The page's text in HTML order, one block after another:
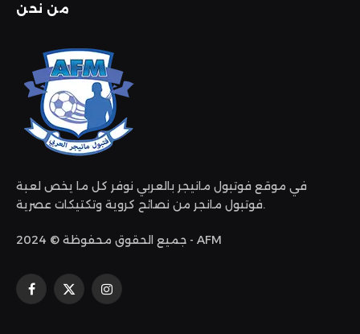
من نحن
في موقع فوتبول مانيجر بالعربي نوفر كل ما يخص لعبة
فوتبول مانجر من نصائح كروية وتكتيكات عصرية.
جميع الحقوق محفوظة © 2024 - AFM
فيسبوك
X
الانستغرام